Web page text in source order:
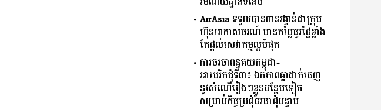
AirAsia ទទួលបានពានរង្វាន់ជាក្រុម
ហ៊ុនអាកាសចរណ៍ មានតម្លៃធូរថ្លៃខ្លាំង
តែផ្ដល់សេវាកម្មល្អបំផុត
ការចរចាពន្ធគយកម្ពុជា-
អាមេរិកជុំទី៣៖ ឯកភាពគ្នាដាក់ចេញ
នូវសំណើរៀងៗខ្លួនបន្ថែមទៀត​
សម្រាប់កិច្ចប្រជុំចរចាជុំបន្ទាប់